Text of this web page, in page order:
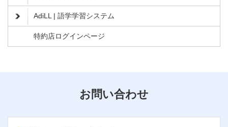
AdiLL | 語学学習システム
特約店ログインページ
お問い合わせ